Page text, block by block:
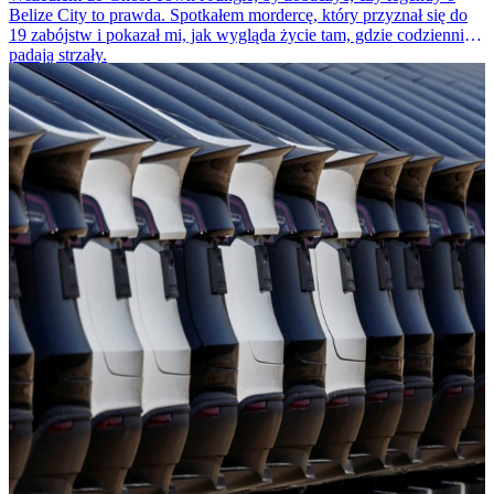
Belize City to prawda. Spotkałem mordercę, który przyznał się do
19 zabójstw i pokazał mi, jak wygląda życie tam, gdzie codziennie
padają strzały.